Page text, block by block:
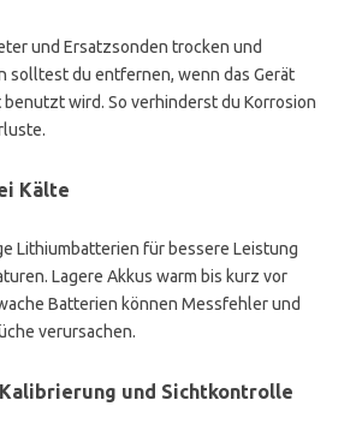
und Ersatzsonden trocken und
solltest du entfernen, wenn das Gerät
wird. So verhinderst du Korrosion
Kälte
Lithiumbatterien für bessere Leistung
Lagere Akkus warm bis kurz vor
Batterien können Messfehler und
verursachen.
und Sichtkontrolle